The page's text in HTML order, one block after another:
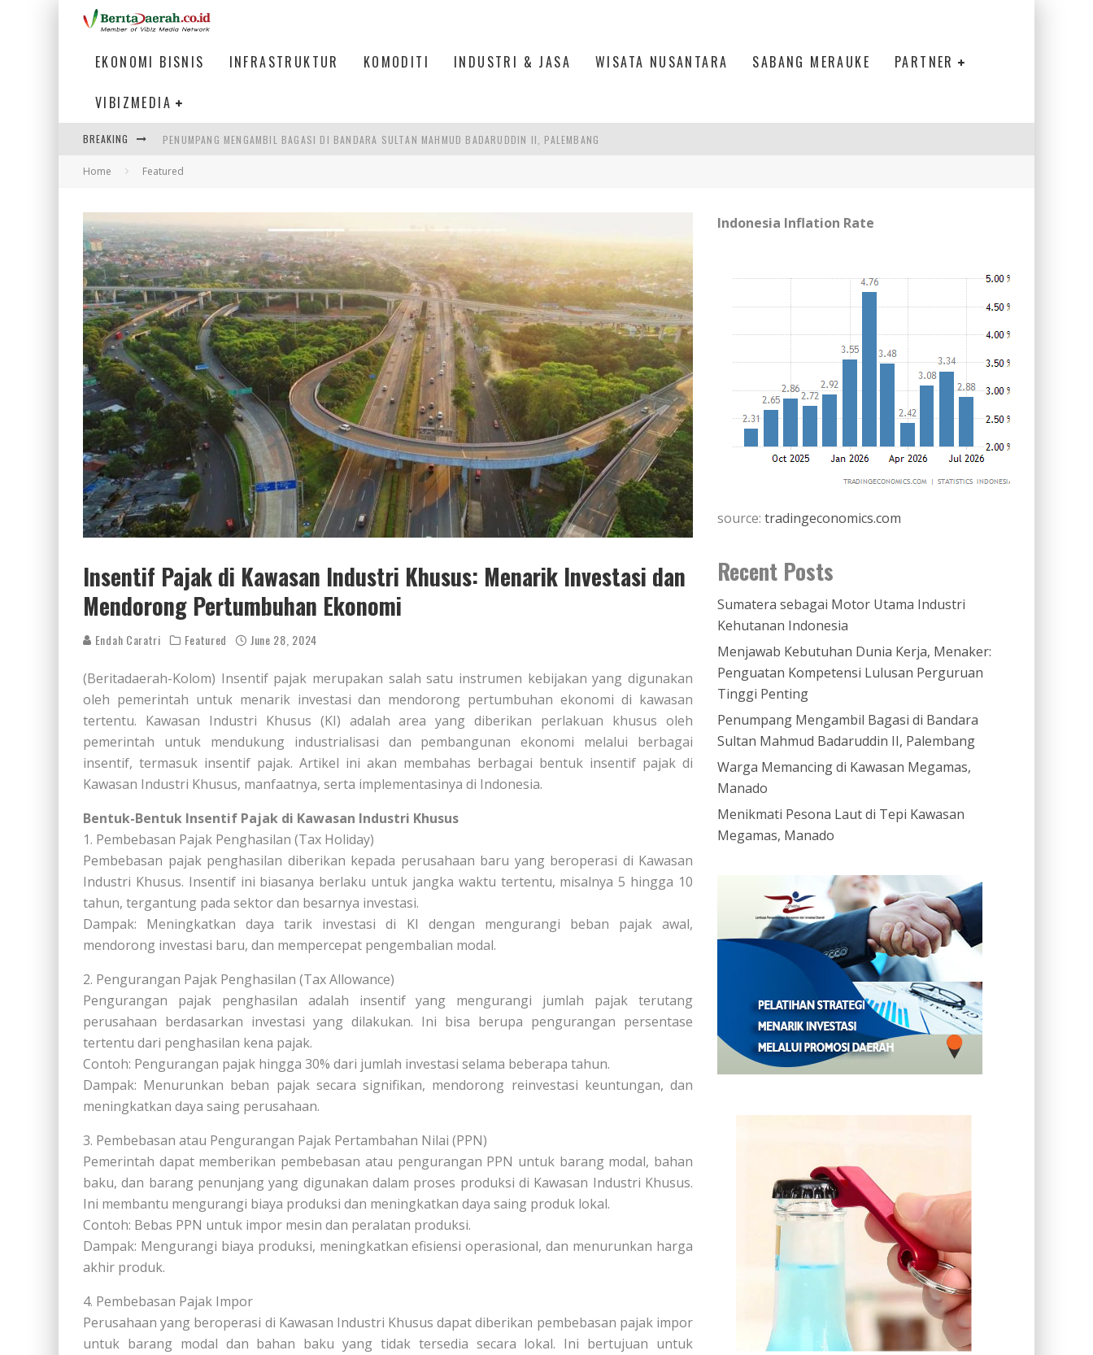
EKONOMI BISNIS INFRASTRUKTUR KOMODITI INDUSTRI & JASA WISATA NUSANTARA SABANG MERAUKE PARTNER
VIBIZMEDIA
BREAKING PENUMPANG MENGAMBIL BAGASI DI BANDARA SULTAN MAHMUD BADARUDDIN II, PALEMBANG
WARGA MEMANCING DI KAWASAN MEGAMAS, MANADO
MENJAWAB KEBUTUHAN DUNIA KERJA, MENAKER: PENGUATAN KOMPETENSI LULUSAN PERGURUAN TINGGI PENTING
Home Featured
Insentif Pajak di Kawasan Industri Khusus: Menarik Investasi dan
Mendorong Pertumbuhan Ekonomi
Endah Caratri Featured June 28, 2024
(Beritadaerah-Kolom) Insentif pajak merupakan salah satu instrumen kebijakan yang digunakan
oleh pemerintah untuk menarik investasi dan mendorong pertumbuhan ekonomi di kawasan
tertentu. Kawasan Industri Khusus (KI) adalah area yang diberikan perlakuan khusus oleh
pemerintah untuk mendukung industrialisasi dan pembangunan ekonomi melalui berbagai
insentif, termasuk insentif pajak. Artikel ini akan membahas berbagai bentuk insentif pajak di
Kawasan Industri Khusus, manfaatnya, serta implementasinya di Indonesia.
Bentuk-Bentuk Insentif Pajak di Kawasan Industri Khusus
1. Pembebasan Pajak Penghasilan (Tax Holiday)
Pembebasan pajak penghasilan diberikan kepada perusahaan baru yang beroperasi di Kawasan
Industri Khusus. Insentif ini biasanya berlaku untuk jangka waktu tertentu, misalnya 5 hingga 10
tahun, tergantung pada sektor dan besarnya investasi.
Dampak: Meningkatkan daya tarik investasi di KI dengan mengurangi beban pajak awal,
mendorong investasi baru, dan mempercepat pengembalian modal.
2. Pengurangan Pajak Penghasilan (Tax Allowance)
Pengurangan pajak penghasilan adalah insentif yang mengurangi jumlah pajak terutang
perusahaan berdasarkan investasi yang dilakukan. Ini bisa berupa pengurangan persentase
tertentu dari penghasilan kena pajak.
Contoh: Pengurangan pajak hingga 30% dari jumlah investasi selama beberapa tahun.
Dampak: Menurunkan beban pajak secara signifikan, mendorong reinvestasi keuntungan, dan
meningkatkan daya saing perusahaan.
3. Pembebasan atau Pengurangan Pajak Pertambahan Nilai (PPN)
Pemerintah dapat memberikan pembebasan atau pengurangan PPN untuk barang modal, bahan
baku, dan barang penunjang yang digunakan dalam proses produksi di Kawasan Industri Khusus.
Ini membantu mengurangi biaya produksi dan meningkatkan daya saing produk lokal.
Contoh: Bebas PPN untuk impor mesin dan peralatan produksi.
Dampak: Mengurangi biaya produksi, meningkatkan efisiensi operasional, dan menurunkan harga
akhir produk.
4. Pembebasan Pajak Impor
Perusahaan yang beroperasi di Kawasan Industri Khusus dapat diberikan pembebasan pajak impor
untuk barang modal dan bahan baku yang tidak tersedia secara lokal. Ini bertujuan untuk
Indonesia Inflation Rate
source: tradingeconomics.com
Recent Posts
Sumatera sebagai Motor Utama Industri
Kehutanan Indonesia
Menjawab Kebutuhan Dunia Kerja, Menaker:
Penguatan Kompetensi Lulusan Perguruan
Tinggi Penting
Penumpang Mengambil Bagasi di Bandara
Sultan Mahmud Badaruddin II, Palembang
Warga Memancing di Kawasan Megamas,
Manado
Menikmati Pesona Laut di Tepi Kawasan
Megamas, Manado